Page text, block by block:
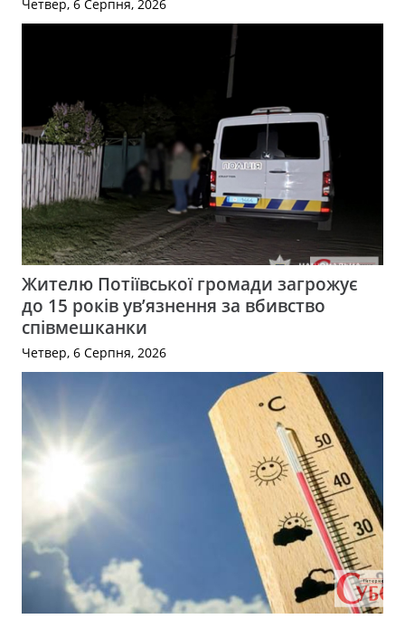
Четвер, 6 Серпня, 2026
Жителю Потіївської громади загрожує
до 15 років ув’язнення за вбивство
співмешканки
Четвер, 6 Серпня, 2026